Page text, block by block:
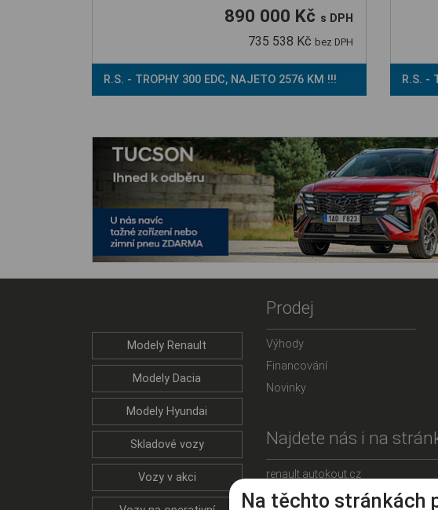
890 000 Kč s DPH
735 538 Kč bez DPH
R.S. - TROPHY 300 EDC, NAJETO 2576 KM !!! R.S. -
Modely Renault
Modely Dacia
Modely Hyundai
Skladové vozy
Vozy v akci
Prodej
Výhody
Financování
Novinky
Najdete nás i na
renault.autokout.cz
dacia.autokout.cz
Na těchto stránkách